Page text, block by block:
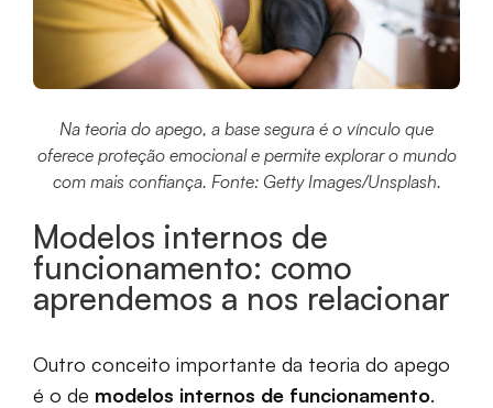
Na teoria do apego, a base segura é o vínculo que
oferece proteção emocional e permite explorar o mundo
com mais confiança. Fonte: Getty Images/Unsplash.
Modelos internos de
funcionamento: como
aprendemos a nos relacionar
Outro conceito importante da teoria do apego
é o de modelos internos de funcionamento.